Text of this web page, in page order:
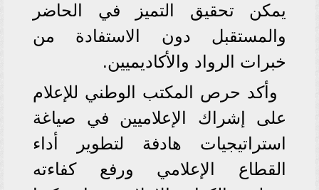
يمكن تحقيق التميز في الحاضر
والمستقبل دون الاستفادة من
خبرات الرواد والأكاديميين.
وأكد حرص المكتب الوطني للإعلام
على إشراك الإعلاميين في صياغة
استراتيجيات هادفة لتطوير أداء
القطاع الإعلامي ورفع كفاءته